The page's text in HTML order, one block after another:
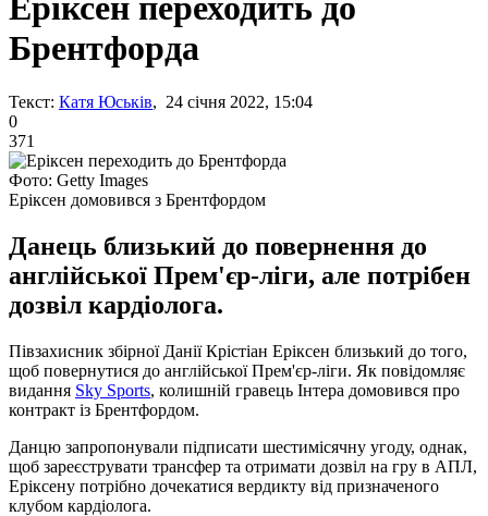
Еріксен переходить до
Брентфорда
Текст: Катя Юськів, 24 січня 2022, 15:04
0
371
Фото: Getty Images
Еріксен домовився з Брентфордом
Данець близький до повернення до
англійської Прем'єр-ліги, але потрібен
дозвіл кардіолога.
Півзахисник збірної Данії Крістіан Еріксен близький до того,
щоб повернутися до англійської Прем'єр-ліги. Як повідомляє
видання Sky Sports, колишній гравець Інтера домовився про
контракт із Брентфордом.
Данцю запропонували підписати шестимісячну угоду, однак,
щоб зареєструвати трансфер та отримати дозвіл на гру в АПЛ,
Еріксену потрібно дочекатися вердикту від призначеного
клубом кардіолога.